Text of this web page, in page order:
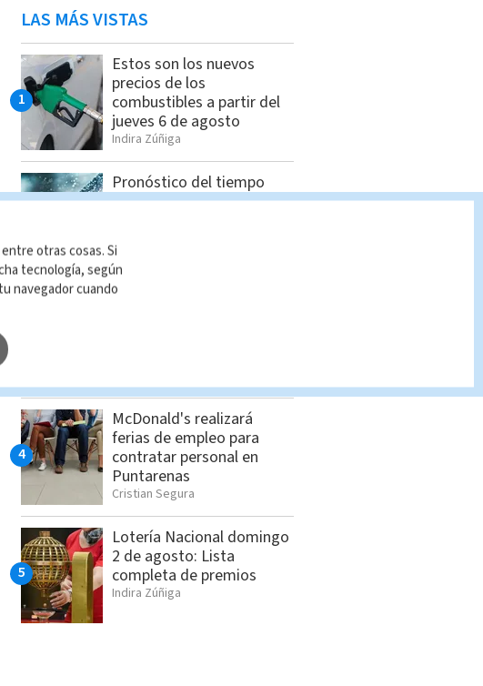
LAS MÁS VISTAS
Estos son los nuevos
precios de los
combustibles a partir del
jueves 6 de agosto
Indira Zúñiga
Pronóstico del tiempo
Costa Rica: Cómo estará
Dólar en Costa Rica: Tipo
McDonald's realizará
ferias de empleo para
contratar personal en
Puntarenas
Cristian Segura
Lotería Nacional domingo
2 de agosto: Lista
completa de premios
Indira Zúñiga
otras cosas. Si
tecnología, según
navegador cuando